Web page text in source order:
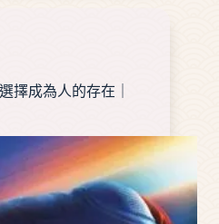
擇成為人的存在｜